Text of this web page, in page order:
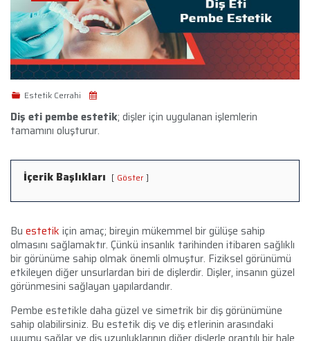
Estetik Cerrahi
Diş eti pembe estetik; dişler için uygulanan işlemlerin
tamamını oluşturur.
İçerik Başlıkları Göster
Bu estetik için amaç; bireyin mükemmel bir gülüşe sahip
olmasını sağlamaktır. Çünkü insanlık tarihinden itibaren sağlıklı
bir görünüme sahip olmak önemli olmuştur. Fiziksel görünümü
etkileyen diğer unsurlardan biri de dişlerdir. Dişler, insanın güzel
görünmesini sağlayan yapılardandır.
Pembe estetikle daha güzel ve simetrik bir diş görünümüne
sahip olabilirsiniz. Bu estetik diş ve diş etlerinin arasındaki